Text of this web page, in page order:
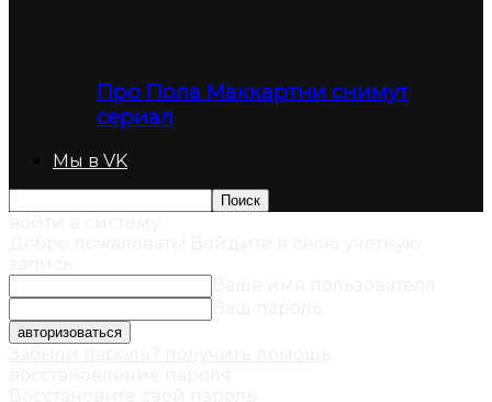
Про Пола Маккартни снимут
сериал
Мы в VK